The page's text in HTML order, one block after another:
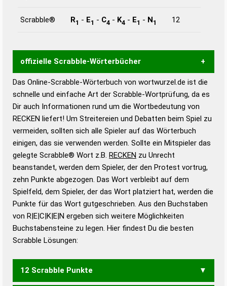
Scrabble® R1 - E1 - C4 - K4 - E1 - N1 12
offizielle Scrabble-Wörterbücher
Wortwurzel liefert mit Hilfe eines semantischen
Wortanalyse-Algorithmus gute Anhaltspunkte zu
Wortbedeutung, Worttrennung und Wortform, um die
Gültigkeit eines Wortes für das Scrabble-Spiel zu
bestimmen!
zugelassene Turnier Scrabble-
Wörterbücher sind:
Duden – Standardwerk in 12 Bänden
Duden – Richtiges und gutes
Deutsch
Duden – Die deutsche Grammatik
Duden – Deutsches
Das Online-Scrabble-Wörterbuch von wortwurzel.de ist die
schnelle und einfache Art der Scrabble-Wortprüfung, da es
Dir auch Informationen rund um die Wortbedeutung von
RECKEN liefert! Um Streitereien und Debatten beim Spiel zu
vermeiden, sollten sich alle Spieler auf das Wörterbuch
einigen, das sie verwenden werden. Sollte ein Mitspieler das
gelegte Scrabble® Wort z.B. RECKEN zu Unrecht
beanstandet, werden dem Spieler, der den Protest vortrug,
zehn Punkte abgezogen. Das Wort verbleibt auf dem
Spielfeld, dem Spieler, der das Wort platziert hat, werden die
Punkte für das Wort gutgeschrieben. Aus den Buchstaben
von R|E|C|K|E|N ergeben sich weitere Möglichkeiten
Buchstabensteine zu legen. Hier findest Du die besten
Scrabble Lösungen:
12 Scrabble Punkte